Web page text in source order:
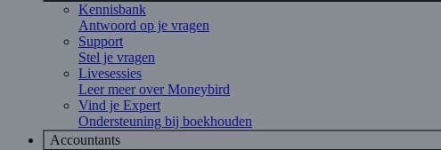
Kennisbank
Antwoord op je vragen
Support
Stel je vragen
Livesessies
Leer meer over Moneybird
Vind je Expert
Ondersteuning bij boekhouden
Accountants